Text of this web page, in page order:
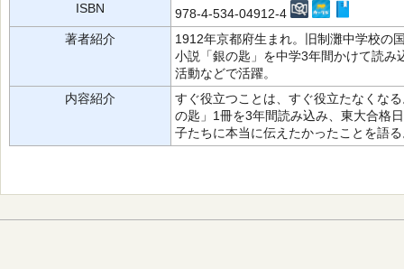
ISBN
978-4-534-04912-4
著者紹介
1912年京都府生まれ。旧制灘中学校の
小説「銀の匙」を中学3年間かけて読
活動などで活躍。
内容紹介
すぐ役立つことは、すぐ役立たなくな
の匙」1冊を3年間読み込み、東大合格
子たちに本当に伝えたかったことを語